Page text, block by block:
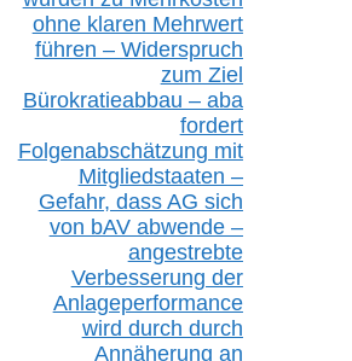
ohne klaren Mehrwert
führen – Widerspruch
zum Ziel
Bürokratieabbau – aba
fordert
Folgenabschätzung mit
Mitgliedstaaten –
Gefahr, dass AG sich
von bAV abwende –
angestrebte
Verbesserung der
Anlageperformance
wird durch durch
Annäherung an